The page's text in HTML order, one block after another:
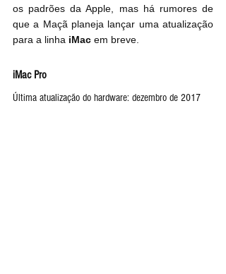
os padrões da Apple, mas há rumores de
que a Maçã planeja lançar uma atualização
para a linha iMac em breve.
iMac Pro
Última atualização do hardware: dezembro de 2017